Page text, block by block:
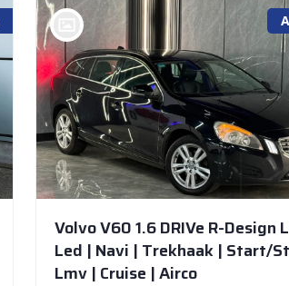
Volvo V60 1.6 DRIVe R-Design
Led | Navi | Trekhaak | Start/
Lmv | Cruise | Airco